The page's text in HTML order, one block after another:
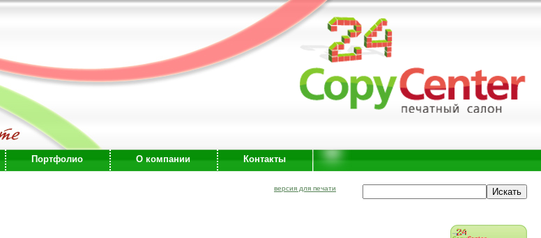
версия для печати
Портфолио О компании Контакты